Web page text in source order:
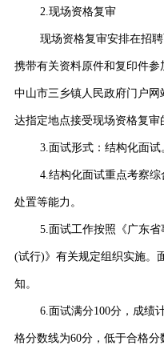
2.现场资格复审
现场资格复审安排在招
携带有关资料原件和复印件
中山市三乡镇人民政府门户
达指定地点接受现场资格复审
3.面试形式：结构化面试
4.结构化面试重点考察
处置等能力。
5.面试工作按照《广东
(试行)》有关规定组织实施。
知。
6.面试满分100分，成绩
格分数线为60分，低于合格分